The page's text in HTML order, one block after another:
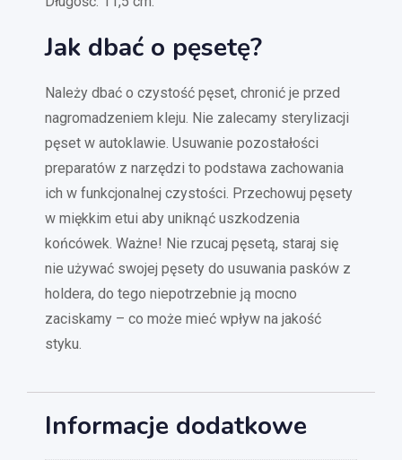
Jak dbać o pęsetę?
Należy dbać o czystość pęset, chronić je przed
nagromadzeniem kleju. Nie zalecamy sterylizacji
pęset w autoklawie. Usuwanie pozostałości
preparatów z narzędzi to podstawa zachowania
ich w funkcjonalnej czystości. Przechowuj pęsety
w miękkim etui aby uniknąć uszkodzenia
końcówek. Ważne! Nie rzucaj pęsetą, staraj się
nie używać swojej pęsety do usuwania pasków z
holdera, do tego niepotrzebnie ją mocno
zaciskamy – co może mieć wpływ na jakość
styku.
Informacje dodatkowe